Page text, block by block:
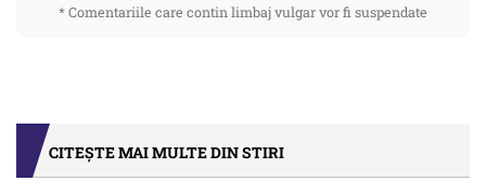
* Comentariile care contin limbaj vulgar vor fi suspendate
CITEȘTE MAI MULTE DIN STIRI